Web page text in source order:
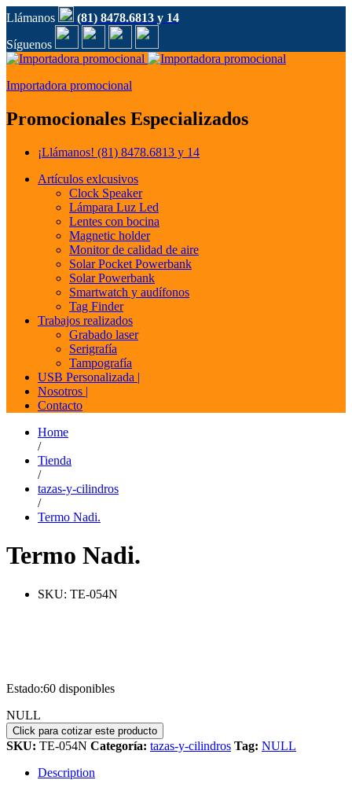
Llámanos
(81) 8478.6813 y 14
Síguenos
Importadora promocional
Promocionales Especializados
¡Llámanos! (81) 8478.6813 y 14
Artículos exlcusivos
Clock Speaker
Lámpara Luz Led
Lentes con bocina
Magnetic holder
Monitor de calidad de aire
Solar Pocket Powerbank
Solar Powerbank
Smartwatch y audífonos
Tag Finder
Trabajos realizados
Grabado laser
Serigrafía
Tampografía
USB Personalizada |
Nosotros |
Contacto
Home
/
Tienda
/
tazas-y-cilindros
/
Termo Nadi.
Termo Nadi.
SKU: TE-054N
Estado:60 disponibles
NULL
SKU: TE-054N Categoría: tazas-y-cilindros Tag: NULL
Description